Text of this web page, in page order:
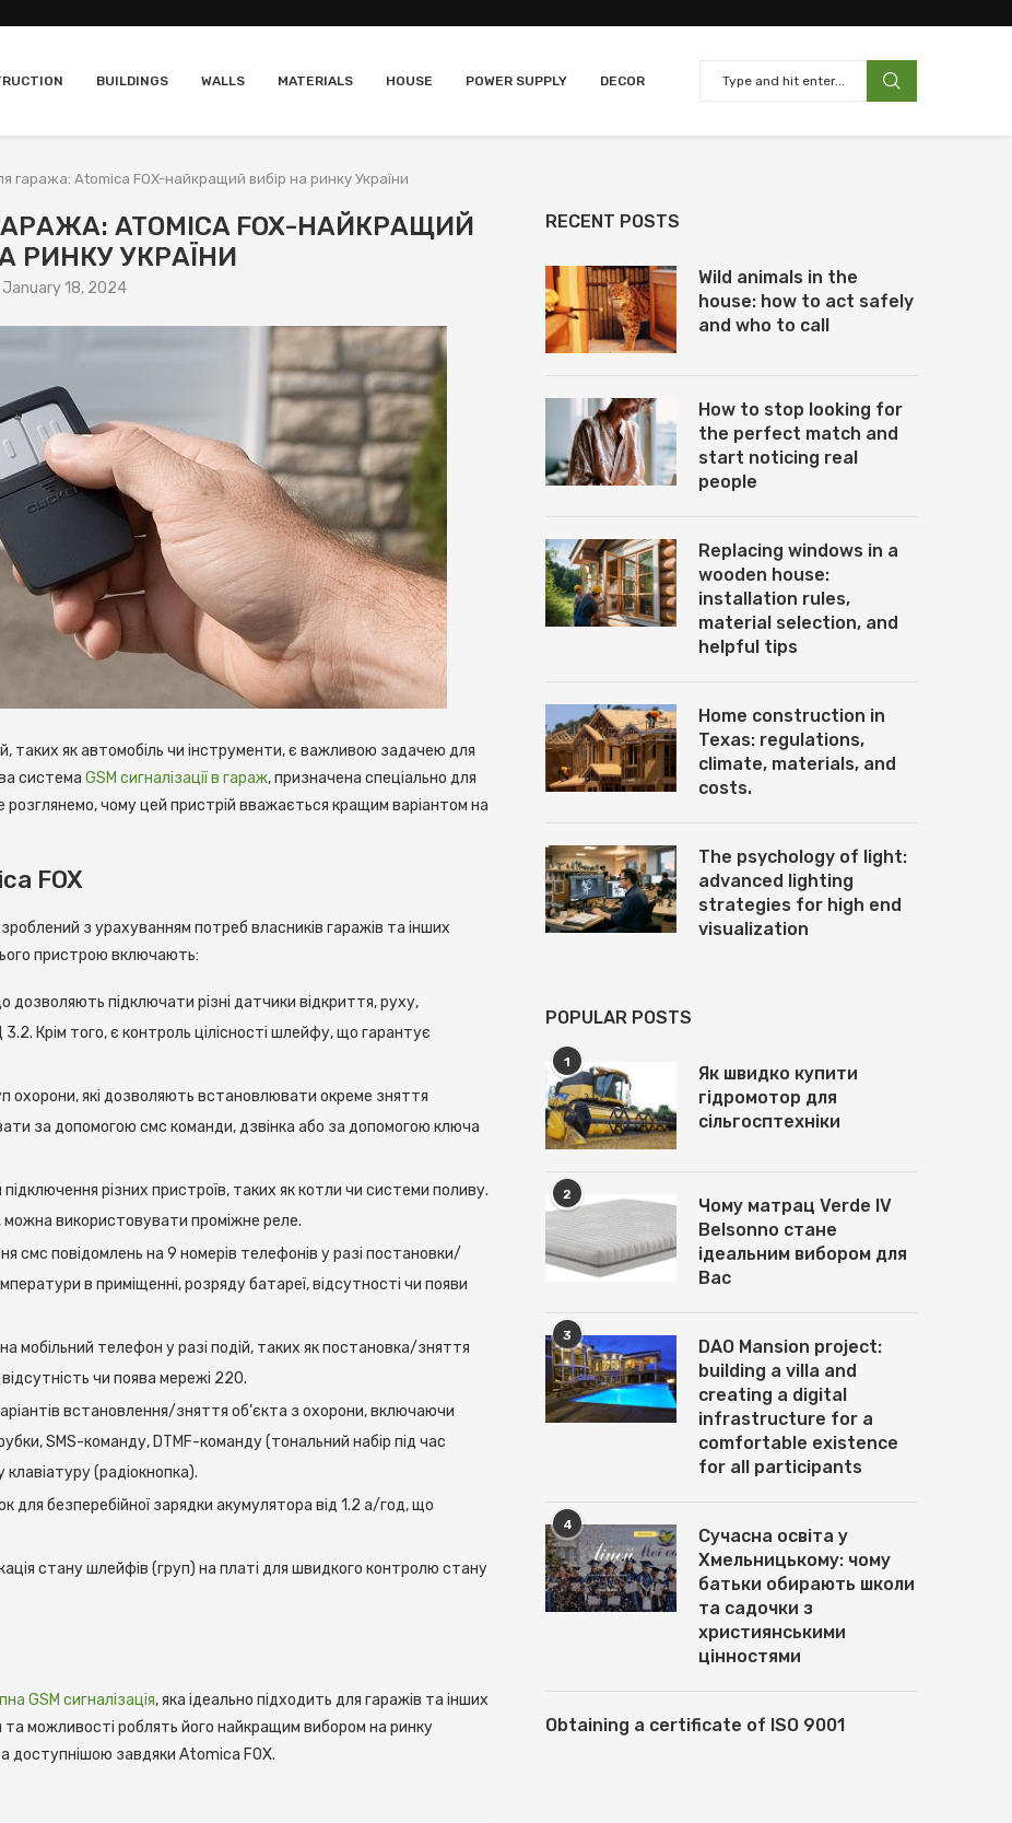
BUILDINGS WALLS MATERIALS HOUSE POWER SUPPLY DECOR
гаража: Atomica FOX-найкращий вибір на ринку України
ATOMICA FOX-НАЙКРАЩИЙ
РИНКУ УКРАЇНИ
January 18, 2024
таких як автомобіль чи інструменти, є важливою задачею для
система GSM сигналізації в гараж, призначена спеціально для
розглянемо, чому цей пристрій вважається кращим варіантом на
FOX
з урахуванням потреб власників гаражів та інших
пристрою включають:
підключати різні датчики відкриття, руху,
Крім того, є контроль цілісності шлейфу, що гарантує
охорони, які дозволяють встановлювати окреме зняття
за допомогою смс команди, дзвінка або за допомогою ключа
різних пристроїв, таких як котли чи системи поливу.
можна використовувати проміжне реле.
смс повідомлень на 9 номерів телефонів у разі постановки/
в приміщенні, розряду батареї, відсутності чи появи
мобільний телефон у разі подій, таких як постановка/зняття
чи поява мережі 220.
встановлення/зняття об’єкта з охорони, включаючи
SMS-команду, DTMF-команду (тональний набір під час
(радіокнопка).
для безперебійної зарядки акумулятора від 1.2 а/год, що
стану шлейфів (груп) на платі для швидкого контролю стану
GSM сигналізація, яка ідеально підходить для гаражів та інших
можливості роблять його найкращим вибором на ринку
доступнішою завдяки Atomica FOX.
RECENT POSTS
Wild animals in the
house: how to act safely
and who to call
How to stop looking for
the perfect match and
start noticing real
people
Replacing windows in a
wooden house:
installation rules,
material selection, and
helpful tips
Home construction in
Texas: regulations,
climate, materials, and
costs.
The psychology of light:
advanced lighting
strategies for high end
visualization
POPULAR POSTS
1
Як швидко купити
гідромотор для
сільгосптехніки
2
Чому матрац Verde IV
Belsonno стане
ідеальним вибором для
Вас
3
DAO Mansion project:
building a villa and
creating a digital
infrastructure for a
comfortable existence
for all participants
4
Сучасна освіта у
Хмельницькому: чому
батьки обирають школи
та садочки з
християнськими
цінностями
Obtaining a certificate of ISO 9001